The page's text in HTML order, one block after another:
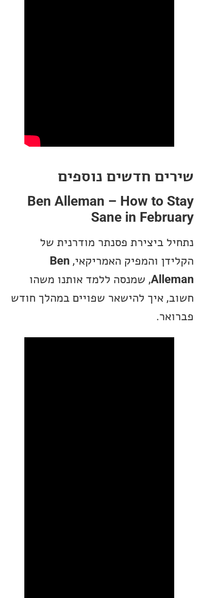
חדשים נוספים
Ben Alleman – How to
Sane in
ביצירת פסנתר מודרנית של
והמפיק האמריקאי,Ben
, שמנסה ללמד אותנו משהו
איך להישאר שפויים במהלך חודש